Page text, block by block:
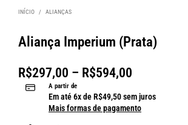
INÍCIO / ALIANÇAS
Aliança Imperium (Prata)
R$297,00 – R$594,00
A partir de
Em até6x deR$49,50sem juros
Mais formas de pagamento